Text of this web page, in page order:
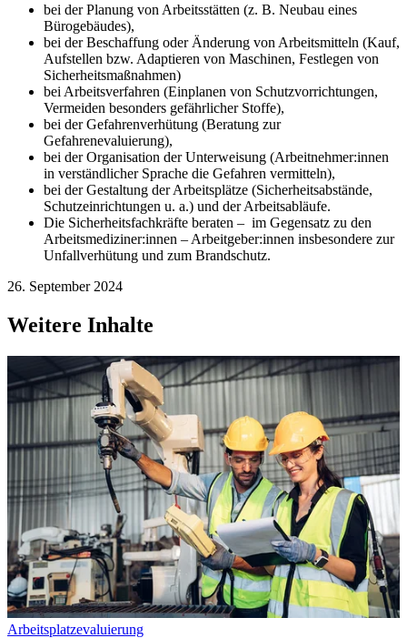
bei der Planung von Arbeitsstätten (z. B. Neubau eines
Bürogebäudes),
bei der Beschaffung oder Änderung von Arbeitsmitteln (Kauf,
Aufstellen bzw. Adaptieren von Maschinen, Festlegen von
Sicherheitsmaßnahmen)
bei Arbeitsverfahren (Einplanen von Schutzvorrichtungen,
Vermeiden besonders gefährlicher Stoffe),
bei der Gefahrenverhütung (Beratung zur
Gefahrenevaluierung),
bei der Organisation der Unterweisung (Arbeitnehmer:innen
in verständlicher Sprache die Gefahren vermitteln),
bei der Gestaltung der Arbeitsplätze (Sicherheitsabstände,
Schutzeinrichtungen u. a.) und der Arbeitsabläufe.
Die Sicherheitsfachkräfte beraten – im Gegensatz zu den
Arbeitsmediziner:innen – Arbeitgeber:innen insbesondere zur
Unfallverhütung und zum Brandschutz.
26. September 2024
Weitere Inhalte
Arbeitsplatzevaluierung